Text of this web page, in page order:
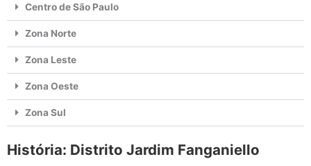
Centro de São Paulo
Zona Norte
Zona Leste
Zona Oeste
Zona Sul
História: Distrito Jardim Fanganiello